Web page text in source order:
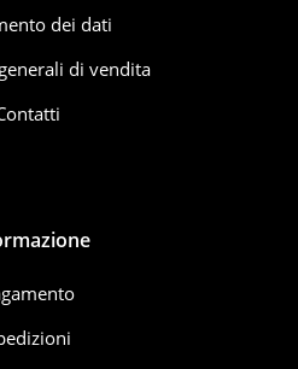
dei dati
di vendita